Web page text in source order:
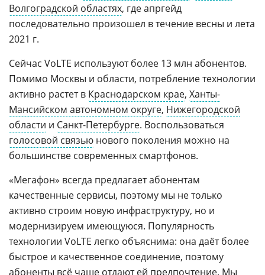
Волгоградской областях, где апргейд
последовательно произошел в течение весны и лета
2021 г.
Сейчас VoLTE используют более 13 млн абонентов.
Помимо Москвы и области, потребление технологии
активно растет в Краснодарском крае, Ханты-
Мансийском автономном округе, Нижегородской
области и Санкт-Петербурге. Воспользоваться
голосовой связью нового поколения можно на
большинстве современных смартфонов.
«Мегафон» всегда предлагает абонентам
качественные сервисы, поэтому мы не только
активно строим новую инфраструктуру, но и
модернизируем имеющуюся. Популярность
технологии VoLTE легко объяснима: она даёт более
быстрое и качественное соединение, поэтому
абоненты всё чаще отдают ей предпочтение. Мы